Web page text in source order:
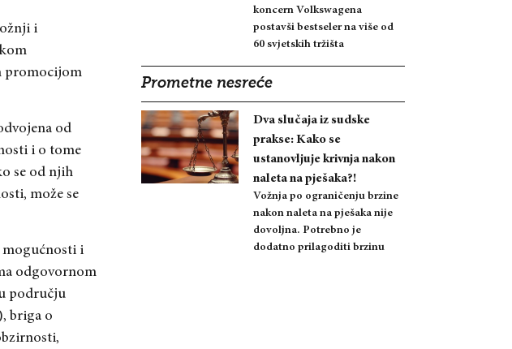
i
promocijom
od
i o tome
se od njih
može se
mogućnosti i
odgovornom
području
briga o
koncern Volkswagena
postavši bestseler na više od
60 svjetskih tržišta
Prometne nesreće
Dva slučaja iz sudske
prakse: Kako se
ustanovljuje krivnja nakon
naleta na pješaka?!
Vožnja po ograničenju brzine
nakon naleta na pješaka nije
dovoljna. Potrebno je
dodatno prilagoditi brzinu